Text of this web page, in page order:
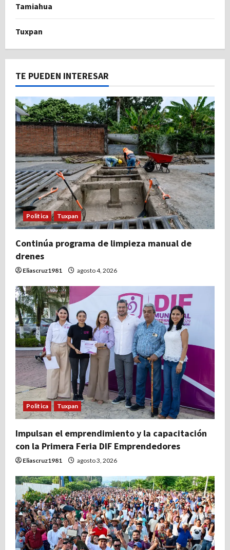
Tamiahua
Tuxpan
TE PUEDEN INTERESAR
Politica Tuxpan
Continúa programa de limpieza manual de
drenes
Eliascruz1981 agosto 4, 2026
Politica Tuxpan
Impulsan el emprendimiento y la capacitación
con la Primera Feria DIF Emprendedores
Eliascruz1981 agosto 3, 2026